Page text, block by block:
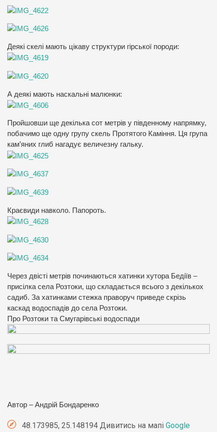
Деякі скелі мають цікаву структури гірської породи:
А деякі мають наскальні малюнки:
Пройшовши ще декілька сот метрів у південному напрямку,
побачимо ще одну групу скель Протятого Каміння. Ця група
кам’яних глиб нагадує величезну гальку.
Краєвиди навколо. Папороть.
Через двісті метрів починаються хатинки хутора Бедіїв –
присілка села Розтоки, що складається всього з декількох
садиб. За хатинками стежка праворуч приведе скрізь
каскад водоспадів до села Розтоки.
Про Розтоки та Смугарівські водоспади
Автор – Андрій Бондаренко
48.173985, 25.148194 Дивитись на мапі Google